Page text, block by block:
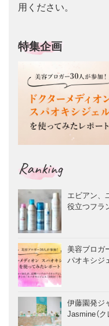
用ください。
特集企画
Ranking
エビアン、
役立つフラ
美容ブロガ
パオキシジ
伊藤園発ジ
Jasmine（